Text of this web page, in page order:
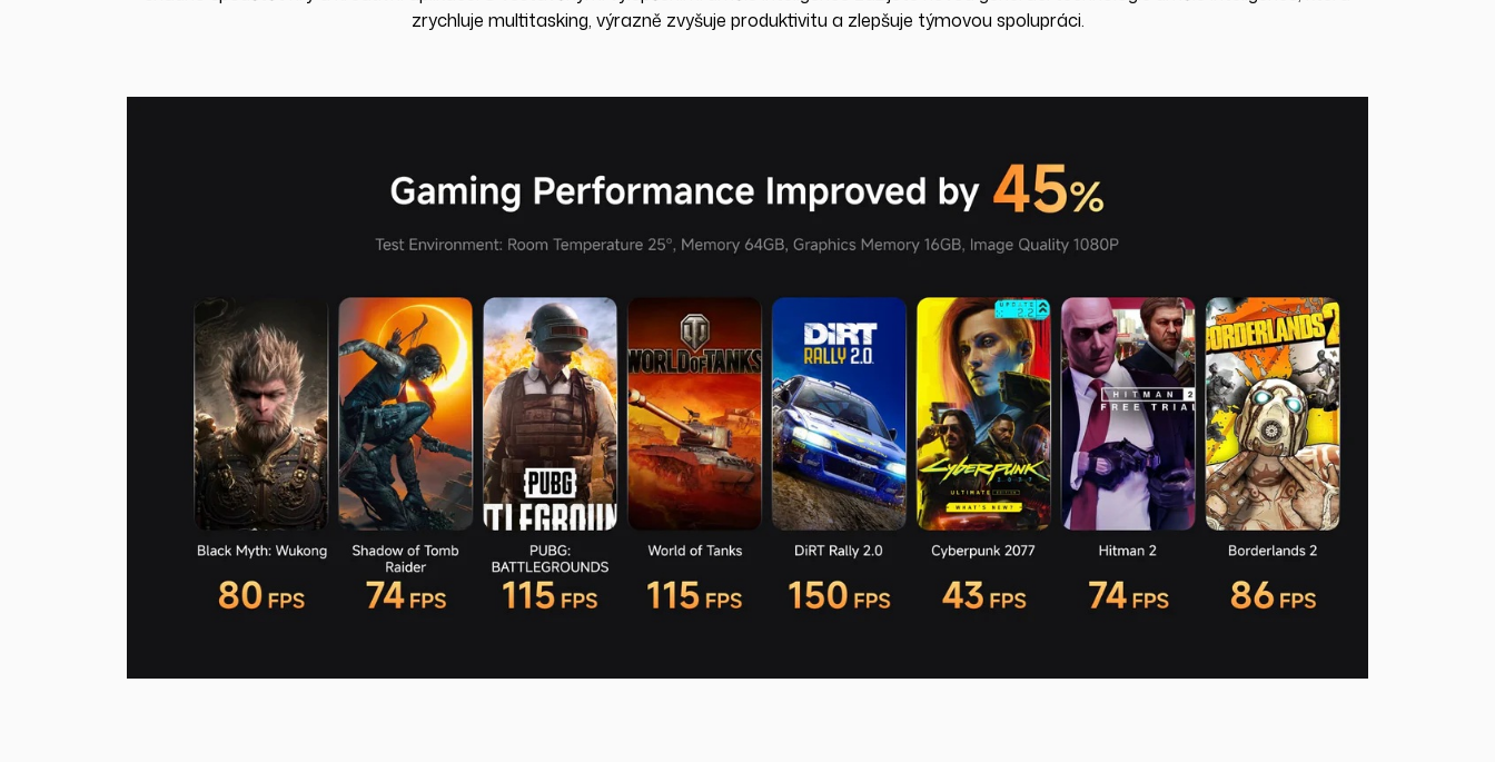
zrychluje multitasking, výrazně zvyšuje produktivitu a zlepšuje týmovou spolupráci.